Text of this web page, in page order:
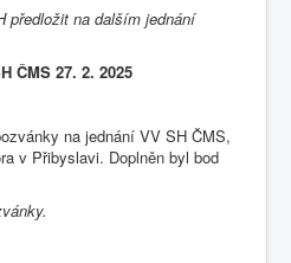
předložit na dalším jednání
ČMS 27. 2. 2025
na jednání VV SH ČMS,
v Přibyslavi. Doplněn byl bod